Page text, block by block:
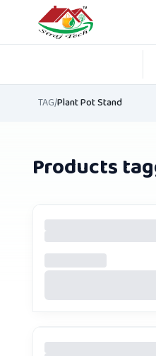
Skip to main content
TAG/Plant Pot Stand
Products